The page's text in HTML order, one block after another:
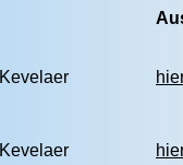
Kevelaer
Kevelaer